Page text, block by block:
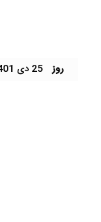
روز 25 دی 1401